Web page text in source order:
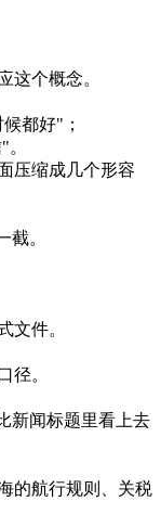
这个概念。
候都好" ；
"。
压缩成几个形容
截。
文件。
径。
新闻标题里看上去
的航行规则 、 关税